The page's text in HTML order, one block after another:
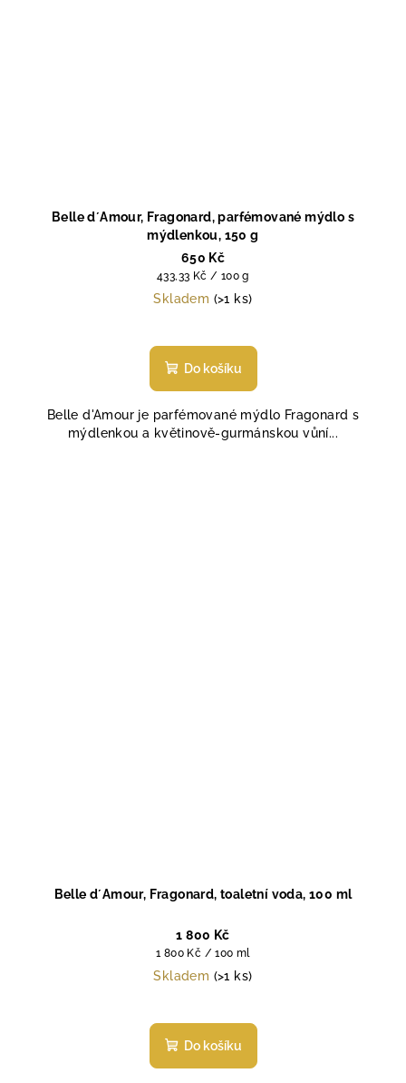
Belle d´Amour, Fragonard, parfémované mýdlo s
mýdlenkou, 150 g
650 Kč
Měrná
cena:
433,33 Kč / 100 g
Skladem (>1 ks)
Do košíku
Belle d'Amour je parfémované mýdlo Fragonard s
mýdlenkou a květinově-gurmánskou vůní...
Belle d´Amour, Fragonard, toaletní voda, 100 ml
1 800 Kč
Měrná
cena:
1 800 Kč / 100 ml
Skladem (>1 ks)
Do košíku